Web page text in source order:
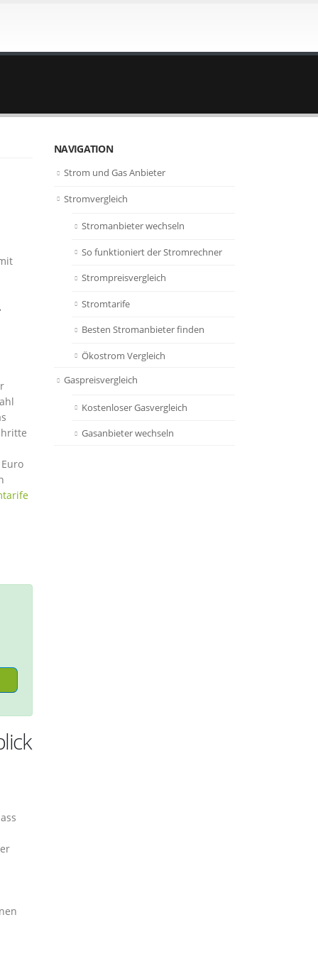
NAVIGATION
Strom und Gas Anbieter
Stromvergleich
Stromanbieter wechseln
So funktioniert der Stromrechner
Strompreisvergleich
Stromtarife
Besten Stromanbieter finden
Ökostrom Vergleich
Gaspreisvergleich
Kostenloser Gasvergleich
Gasanbieter wechseln